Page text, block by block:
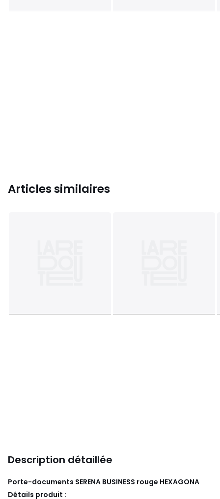
Articles similaires
Description détaillée
Porte-documents SERENA BUSINESS rouge HEXAGONA
Détails produit :